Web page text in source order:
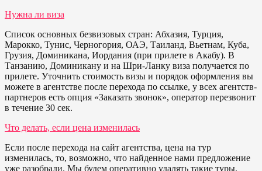
Нужна ли виза
Список основных безвизовых стран: Абхазия, Турция,
Марокко, Тунис, Черногория, ОАЭ, Таиланд, Вьетнам, Куба,
Грузия, Доминикана, Иордания (при прилете в Акабу). В
Танзанию, Доминикану и на Шри-Ланку виза получается по
прилете. Уточнить стоимость визы и порядок оформления вы
можете в агентстве после перехода по ссылке, у всех агентств-
партнеров есть опция «Заказать звонок», оператор перезвонит
в течение 30 сек.
Что делать, если цена изменилась
Если после перехода на сайт агентства, цена на тур
изменилась, то, возможно, что найденное нами предложение
уже разобрали. Мы будем оперативно удалять такие туры.